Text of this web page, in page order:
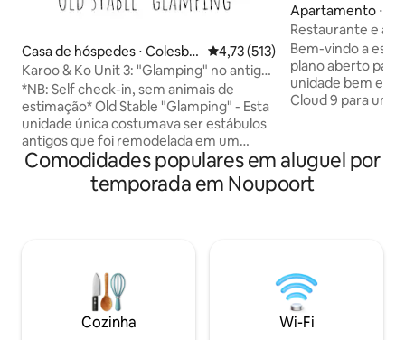
Casa de hóspedes ⋅ Colesbe
rg
4,73 de uma avaliação média de
4,73 (513)
Karoo & Ko Unit 3: "Glamping" no antigo
estável
*NB: Self check-in, sem animais de
estimação* Old Stable "Glamping" - Esta
unidade única costumava ser estábulos
antigos que foi remodelada em um
quarto pitoresco e um banheiro
separado adjacente (não em suíte) com
um chuveiro. O quarto tem uma cama
um banco no jardim para se sentar e
desfrutar do som dos pássaros
tagarelando nas copas das árvores.
Observação: não é adequado para
Apartamento ⋅
Restaurante e
Bem-vindo a esta
plano aberto para
unidade bem
Cloud 9 para
condicionado na
verão. Existe
dividindo as
grandes trailers
veja as fotos .
Comodidades populares em aluguel por
temporada em Noupoort
Cozinha Wi-Fi